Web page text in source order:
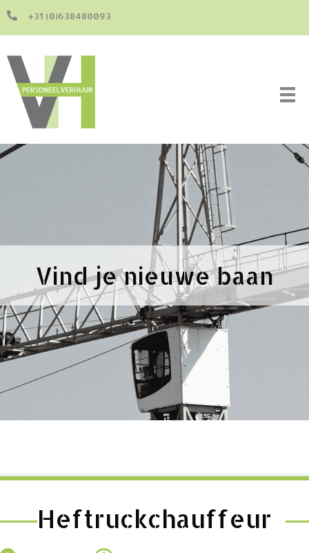
+31 (0)638480093
Vind je nieuwe baan
Heftruckchauffeur